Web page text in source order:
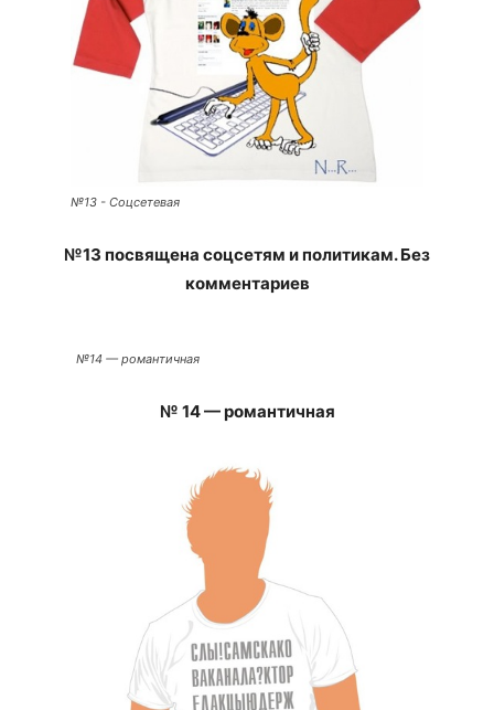
№13 - Cоцсетевая
№13 посвящена соцсетям и политикам. Без
комментариев
№14 — романтичная
№ 14 — романтичная